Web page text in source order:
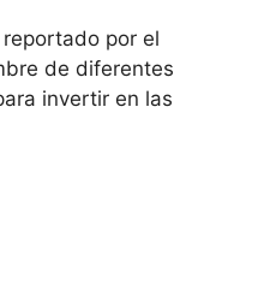
por el
de diferentes
invertir en las